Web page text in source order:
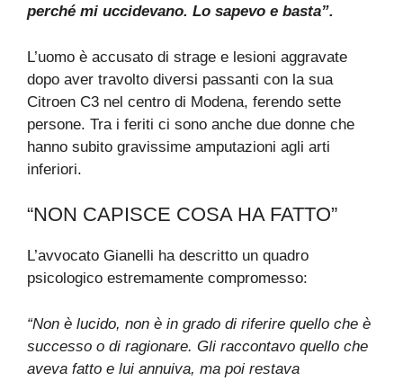
famiglia resta intrappolata sulla seggiovia
fiamme e persone evacuate: la situazione
LEGGI ANCHE:
Marito ministra Roccella, perché è
stato così difficile trovare il corpo: cosa si
scopre
“Quel giorno sapevo che sarei morto, ma non
L’uomo è accusato di strage e lesioni aggravate
Citroen C3 nel centro di Modena, ferendo sette
persone. Tra i feriti ci sono anche due donne che
hanno subito gravissime amputazioni agli arti